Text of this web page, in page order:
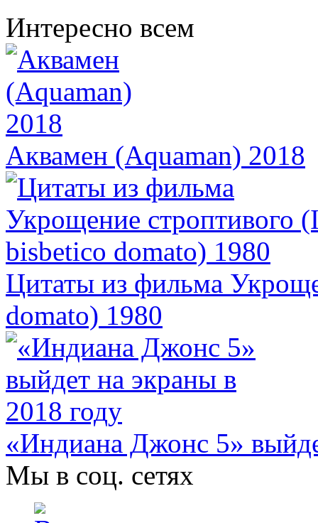
Интересно всем
Аквамен (Aquaman) 2018
Цитаты из фильма
domato) 1980
«Индиана Джонс 5»
Мы в соц. сетях